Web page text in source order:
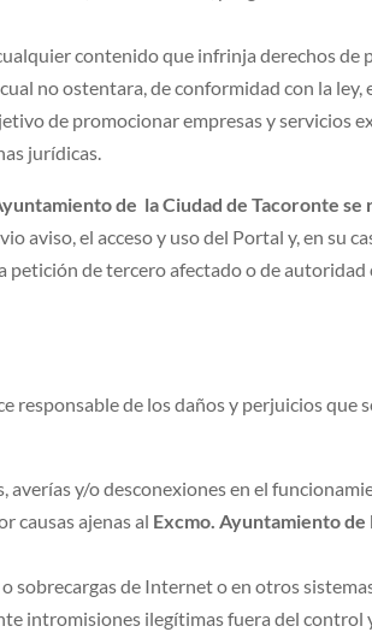
contenido que infrinja derechos
no ostentara, de conformidad con la
de promocionar empresas y servicios
jurídicas.
de la Ciudad de Tacoronte
aviso, el acceso y uso del Portal y, en su
petición de tercero afectado o de autoridad
responsable de los daños y perjuicios
y/o desconexiones en el
causas ajenas al Excmo. Ayuntamiento de
sobrecargas de Internet o en otros
intromisiones ilegítimas fuera del control